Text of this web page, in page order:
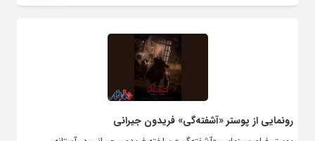
رونمایی از پوستر «آشفته‌گی» فریدون جیرانی